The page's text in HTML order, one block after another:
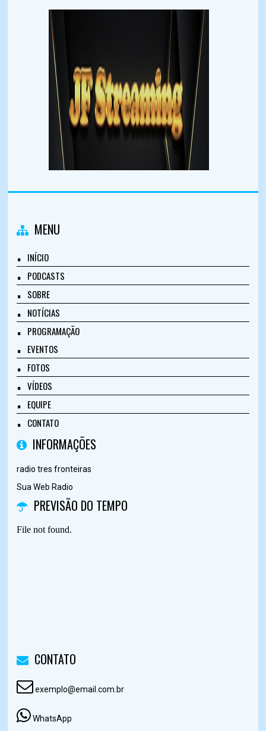
MENU
INÍCIO
PODCASTS
SOBRE
NOTÍCIAS
PROGRAMAÇÃO
EVENTOS
FOTOS
VÍDEOS
EQUIPE
CONTATO
INFORMAÇÕES
radio tres fronteiras
Sua Web Radio
PREVISÃO DO TEMPO
CONTATO
exemplo@email.com.br
WhatsApp